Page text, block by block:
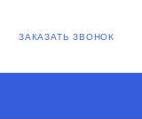
ЗАКАЗАТЬ ЗВОНОК